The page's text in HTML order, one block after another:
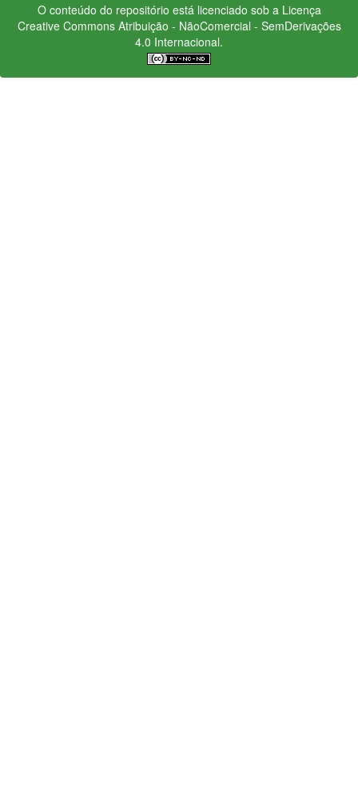
O conteúdo do repositório está licenciado sob a Licença
Creative CommonsAtribuição - NãoComercial - SemDerivações
4.0 Internacional.